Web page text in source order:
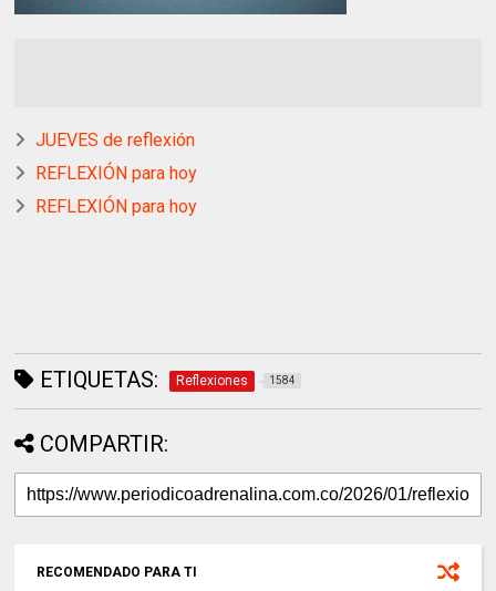
JUEVES de reflexión
REFLEXIÓN para hoy
REFLEXIÓN para hoy
ETIQUETAS: Reflexiones 1584
COMPARTIR:
RECOMENDADO PARA TI